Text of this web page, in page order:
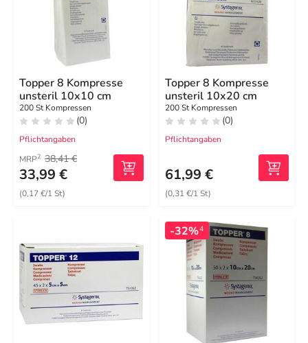
Topper 8 Kompresse
unsteril 10x10 cm
200 St Kompressen
(0)
Pflichtangaben
MRP2 38,41 €
33,99 €
(0,17 €/1 St)
Topper 8 Kompresse
unsteril 10x20 cm
200 St Kompressen
(0)
Pflichtangaben
61,99 €
(0,31 €/1 St)
-32%4